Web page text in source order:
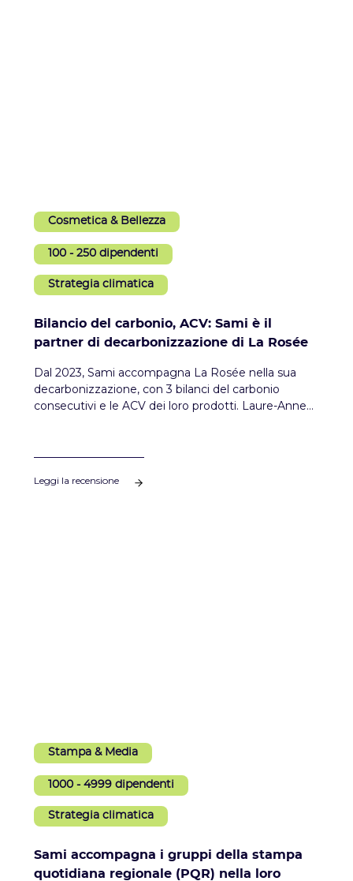
Cosmetica & Bellezza
100 - 250 dipendenti
Strategia climatica
Bilancio del carbonio, ACV: Sami è il
partner di decarbonizzazione di La Rosée
Dal 2023, Sami accompagna La Rosée nella sua
decarbonizzazione, con 3 bilanci del carbonio
consecutivi e le ACV dei loro prodotti. Laure-Anne
cosmetici lionese.
Leggi la recensione
Stampa & Media
1000 - 4999 dipendenti
Strategia climatica
Sami accompagna i gruppi della stampa
quotidiana regionale (PQR) nella loro